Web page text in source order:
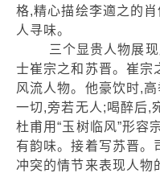
格,精心描绘李適之的
人寻味。
三个显贵人物展现
士崔宗之和苏晋。崔宗
风流人物。他豪饮时,
一切,旁若无人;喝醉后,
杜甫用“玉树临风”形容
有韵味。接着写苏晋。
冲突的情节来表现人物